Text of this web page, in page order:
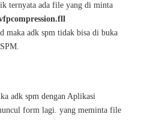
ternyata ada file yang di minta
maka adk spm tidak bisa di buka
adk spm dengan Aplikasi
form lagi. yang meminta file